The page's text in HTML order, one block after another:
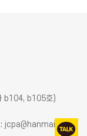
b104, b105호)
: jcpa@hanmail.net